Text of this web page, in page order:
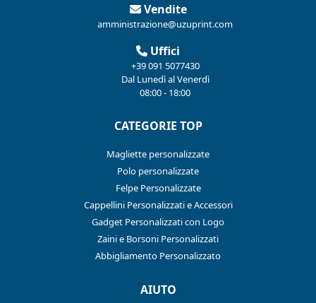
Vendite
amministrazione@uzuprint.com
Uffici
+39 091 5077430
Dal Lunedì al Venerdì
08:00 - 18:00
CATEGORIE TOP
Magliette personalizzate
Polo personalizzate
Felpe Personalizzate
Cappellini Personalizzati e Accessori
Gadget Personalizzati con Logo
Zaini e Borsoni Personalizzati
Abbigliamento Personalizzato
AIUTO